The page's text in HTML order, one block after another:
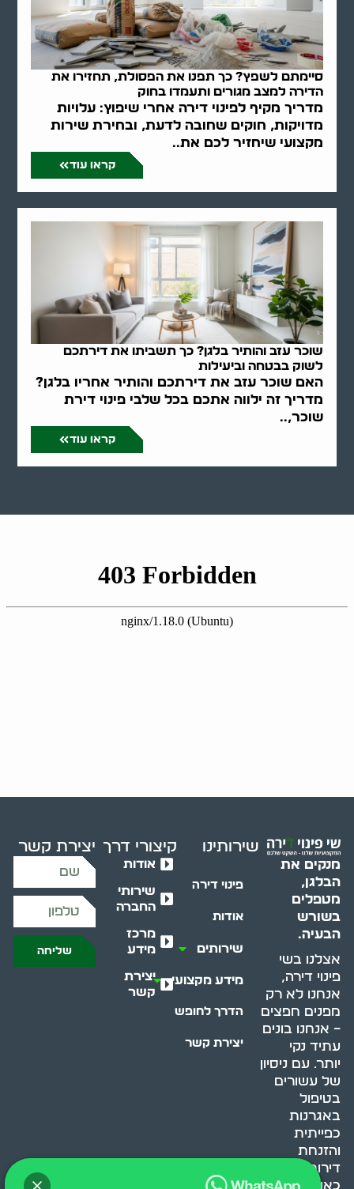
סיימתם לשפץ? כך תפנו את הפסולת, תחזירו את
הדירה למצב מגורים ותעמדו בחוק
מדריך מקיף לפינוי דירה אחרי שיפוץ: עלויות
מדויקות, חוקים שחובה לדעת, ובחירת שירות
מקצועי שיחזיר לכם את..
קראו עוד
שוכר עזב והותיר בלגן? כך תשביתו את דירתכם
לשוק בבטחה וביעילות
האם שוכר עזב את דירתכם והותיר אחריו בלגן?
מדריך זה ילווה אתכם בכל שלבי פינוי דירת
שוכר,..
קראו עוד
מנקים את
הבלגן,
מטפלים
בשורש
הבעיה.
אצלנו בשי
פינוי דירה,
אנחנו לא רק
מפנים חפצים
– אנחנו בונים
עתיד נקי
יותר. עם ניסיון
של עשורים
בטיפול
באגרנות
כפייתית
והזנחת
דירות, אנחנו
כאן כדי לעזור
שירותינו
פינוי דירה
אודות
שירותים
מידע מקצועי
הדרך לחופש
יצירת קשר
קיצורי דרך
אודות
שירותי
החברה
מרכז
מידע
יצירת
קשר
יצירת קשר
שליחה